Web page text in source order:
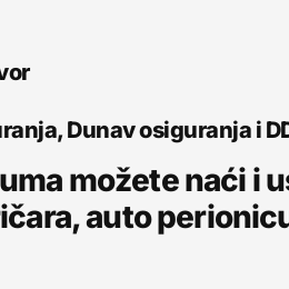
Dunav osiguranja i
možete naći i
auto